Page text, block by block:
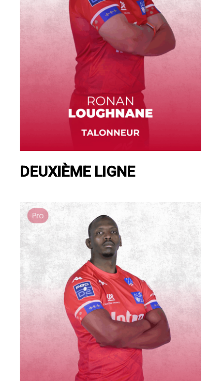
DEUXIÈME LIGNE